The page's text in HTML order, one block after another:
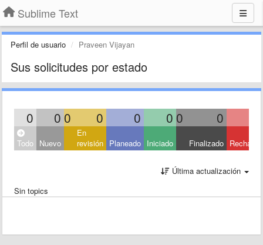
Sublime Text
Perfil de usuario Praveen Vijayan
Sus solicitudes por estado
0 0 0 0 0 0 0 0
Todo Nuevo
En
revisión Planeado Iniciado Finalizado
Última actualización
Sin topics